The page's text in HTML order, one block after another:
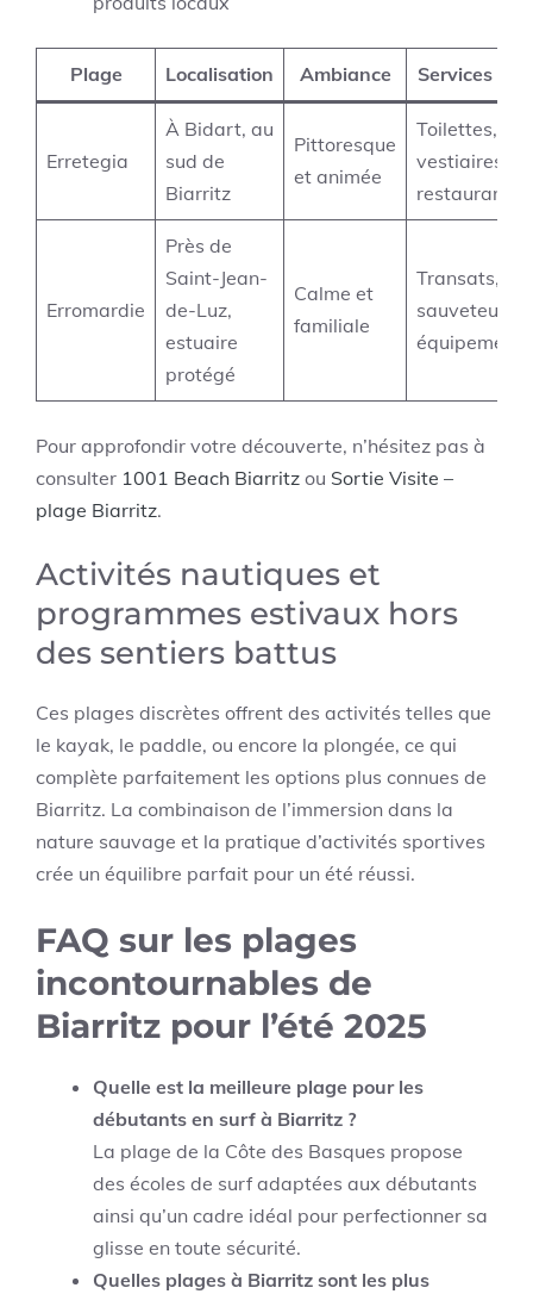
Plage Localisation Ambiance Services clés
Erretegia
À Bidart, au
sud de
Biarritz
Pittoresque
et animée
Toilettes,
vestiaires,
restaurants
Erromardie
Près de
Saint-Jean-
de-Luz,
estuaire
protégé
Calme et
familiale
Transats,
sauveteurs,
équipements
Pour approfondir votre découverte, n’hésitez pas à
consulter 1001 Beach Biarritz ou Sortie Visite –
plage Biarritz.
Activités nautiques et
programmes estivaux hors
des sentiers battus
Ces plages discrètes offrent des activités telles que
le kayak, le paddle, ou encore la plongée, ce qui
complète parfaitement les options plus connues de
Biarritz. La combinaison de l’immersion dans la
nature sauvage et la pratique d’activités sportives
crée un équilibre parfait pour un été réussi.
FAQ sur les plages
incontournables de
Biarritz pour l’été 2025
Quelle est la meilleure plage pour les
débutants en surf à Biarritz ?
La plage de la Côte des Basques propose
des écoles de surf adaptées aux débutants
ainsi qu’un cadre idéal pour perfectionner sa
glisse en toute sécurité.
Quelles plages à Biarritz sont les plus